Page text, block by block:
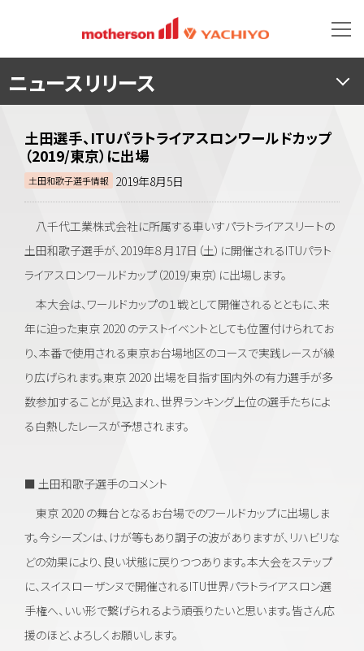
ニュースリリース
土田選手、ITUパラトライアスロンワールドカップ
（2019/東京）に出場
土田和歌子選手情報 2019年8月5日
八千代工業株式会社に所属する車いすパラトライアスリートの
土田和歌子選手が、2019年８月17日（土）に開催されるITUパラト
ライアスロンワールドカップ（2019/東京）に出場します。
本大会は、ワールドカップの１戦として開催されるとともに、来
年に迫った東京 2020 のテストイベントとしても位置付けられてお
り、本番で使用される東京お台場地区のコースで実践レースが繰
り広げられます。東京 2020 出場を目指す国内外の有力選手が多
数参加することが見込まれ、世界ランキング上位の選手たちによ
る白熱したレースが予想されます。
■ 土田和歌子選手のコメント
東京 2020 の舞台となるお台場でのワールドカップに出場しま
す。今シーズンは、けが等もあり調子の波がありますが、リハビリな
どの効果により、良い状態に戻りつつあります。本大会をステップ
に、スイスローザンヌで開催されるITU世界パラトライアスロン選
手権へ、いい形で繋げられるよう頑張りたいと思います。皆さん応
援のほど、よろしくお願いします。